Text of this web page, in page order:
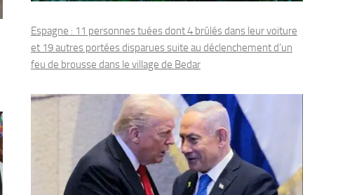
Espagne : 11 personnes tuées dont 4 brûlés dans leur voiture
et 19 autres portées disparues suite au déclenchement d’un
feu de brousse dans le village de Bedar